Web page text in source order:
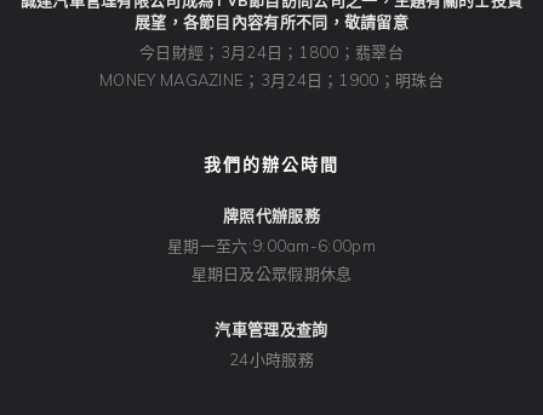
展望，各節目內容有所不同，敬請留意
今日財經；3月24日；1800；翡翠台
MONEY MAGAZINE；3月24日；1900；明珠台
我們的辦公時間
牌照代辦服務
星期一至六:9:00am-6:00pm
星期日及公眾假期休息
汽車管理及查詢
24小時服務